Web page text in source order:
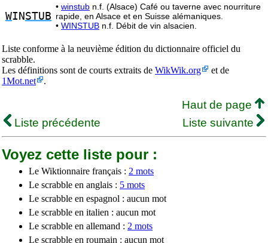
WIN STUB
• winstub n.f. (Alsace) Café ou taverne avec nourriture
rapide, en Alsace et en Suisse alémaniques.
• WINSTUB n.f. Débit de vin alsacien.
Liste conforme à la neuvième édition du dictionnaire officiel du
scrabble.
Les définitions sont de courts extraits de WikWik.org
et de
1Mot.net
.
Haut de page
Liste précédente
Liste suivante
Voyez cette liste pour :
Le Wiktionnaire français : 2 mots
Le scrabble en anglais : 5 mots
Le scrabble en espagnol : aucun mot
Le scrabble en italien : aucun mot
Le scrabble en allemand : 2 mots
Le scrabble en roumain : aucun mot